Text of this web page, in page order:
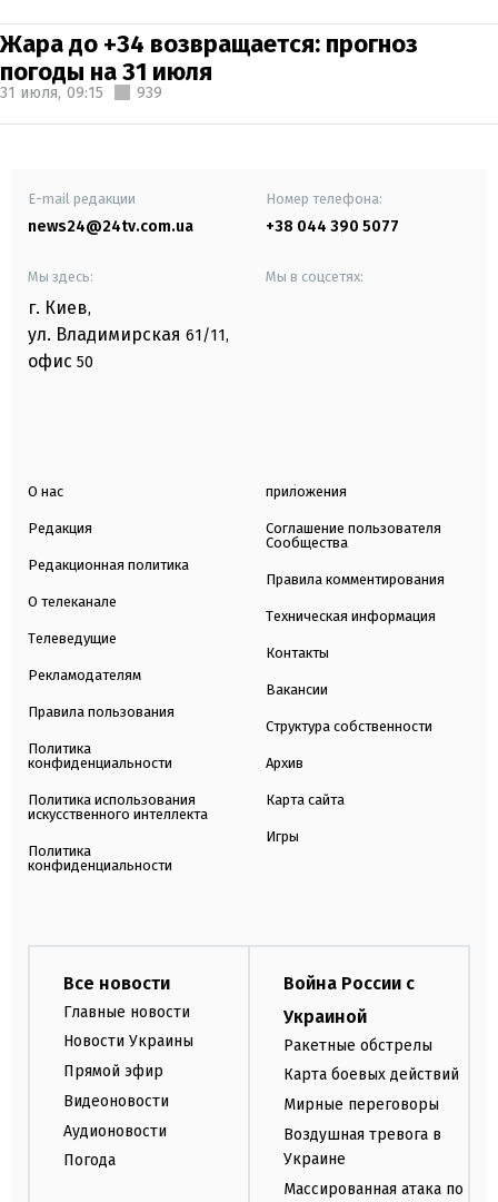
Жара до +34 возвращается: прогноз
погоды на 31 июля
31 июля, 09:15 939
E-mail редакции
news24@24tv.com.ua
Номер телефона:
+38 044 390 5077
Мы здесь:
г. Киев,
ул. Владимирская 61/11,
офис 50
Мы в соцсетях:
О нас
Редакция
Редакционная политика
О телеканале
Телеведущие
Рекламодателям
Правила пользования
Политика
конфиденциальности
Политика использования
искусственного интеллекта
Политика
конфиденциальности
приложения
Соглашение пользователя
Сообщества
Правила комментирования
Техническая информация
Контакты
Вакансии
Структура собственности
Архив
Карта сайта
Игры
Все новости
Главные новости
Новости Украины
Прямой эфир
Видеоновости
Аудионовости
Погода
Война России с
Украиной
Ракетные обстрелы
Карта боевых действий
Мирные переговоры
Воздушная тревога в
Украине
Массированная атака по